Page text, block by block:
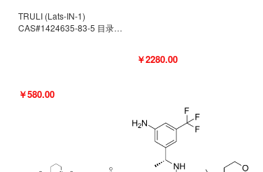
TRULI (Lats-IN-1)
CAS#1424635-83-5 目录号
￥580.00
￥2280.00